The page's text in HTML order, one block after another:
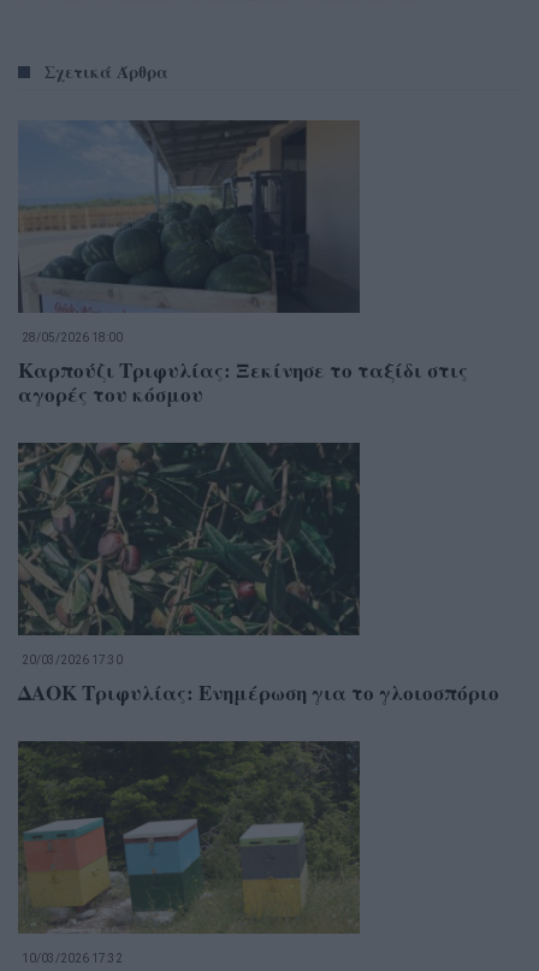
Σχετικά Άρθρα
28/05/2026 18:00
Καρπούζι Τριφυλίας: Ξεκίνησε το ταξίδι στις
αγορές του κόσμου
20/03/2026 17:30
ΔΑΟΚ Τριφυλίας: Ενημέρωση για το γλοιοσπόριο
10/03/2026 17:32